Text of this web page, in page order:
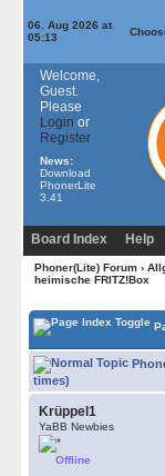
06. Aug 2026 at
05:13
Welcome,
Guest.
Please
Login or
Register
News:
Download
PhonerLite
3.41
Board Index Help
Phoner(Lite) Forum›
heimische FRITZ!Box
times)
Krüppel1
YaBB Newbies
Offline